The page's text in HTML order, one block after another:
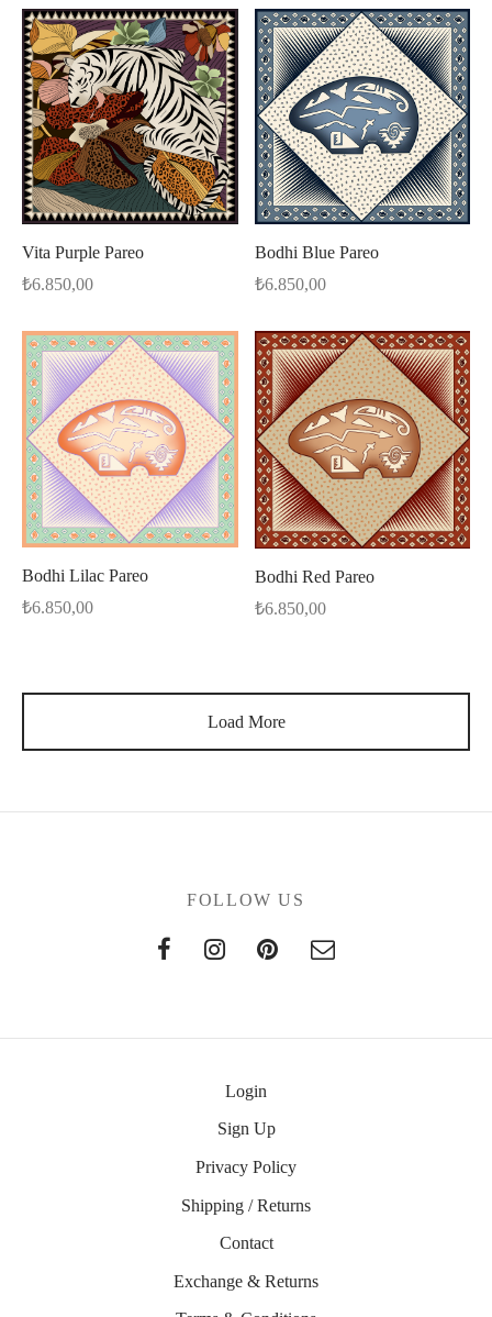
Vita Purple Pareo
₺6.850,00
Bodhi Blue Pareo
₺6.850,00
Bodhi Lilac Pareo
₺6.850,00
Bodhi Red Pareo
₺6.850,00
Load More
FOLLOW US
Login
Sign Up
Privacy Policy
Shipping / Returns
Contact
Exchange & Returns